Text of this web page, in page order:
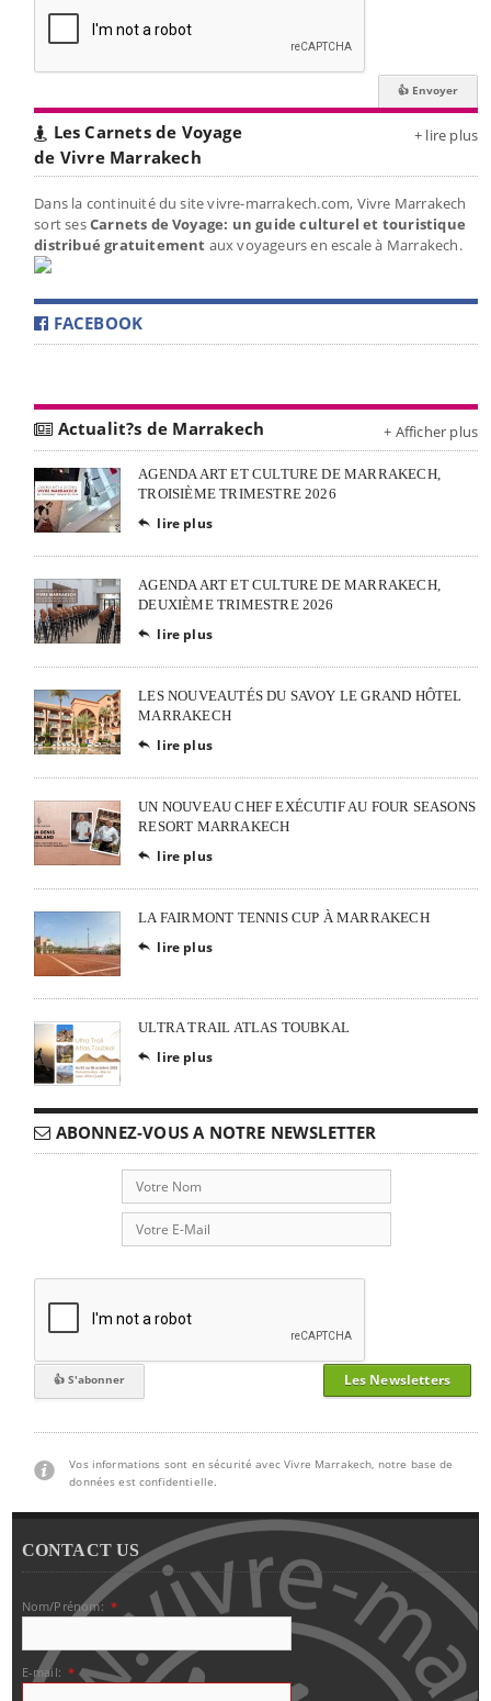
Les Carnets de Voyage
de Vivre Marrakech
+ lire plus
Dans la continuité du site vivre-marrakech.com, Vivre Marrakech
sort sesCarnets de Voyage: un guide culturel et touristique
distribué gratuitement aux voyageurs en escale à Marrakech.
FACEBOOK
Actualit?s de Marrakech + Afficher plus
AGENDA ART ET CULTURE DE MARRAKECH,
TROISIÈME TRIMESTRE 2026
 lire plus
AGENDA ART ET CULTURE DE MARRAKECH,
DEUXIÈME TRIMESTRE 2026
 lire plus
LES NOUVEAUTÉS DU SAVOY LE GRAND HÔTEL
MARRAKECH
 lire plus
UN NOUVEAU CHEF EXÉCUTIF AU FOUR SEASONS
RESORT MARRAKECH
 lire plus
LA FAIRMONT TENNIS CUP À MARRAKECH
 lire plus
ULTRA TRAIL ATLAS TOUBKAL
 lire plus
ABONNEZ-VOUS A NOTRE NEWSLETTER
Les Newsletters
Vos informations sont en sécurité avec Vivre Marrakech, notre base de
données est confidentielle.
CONTACT US
Nom/Prénom: *
E-mail: *